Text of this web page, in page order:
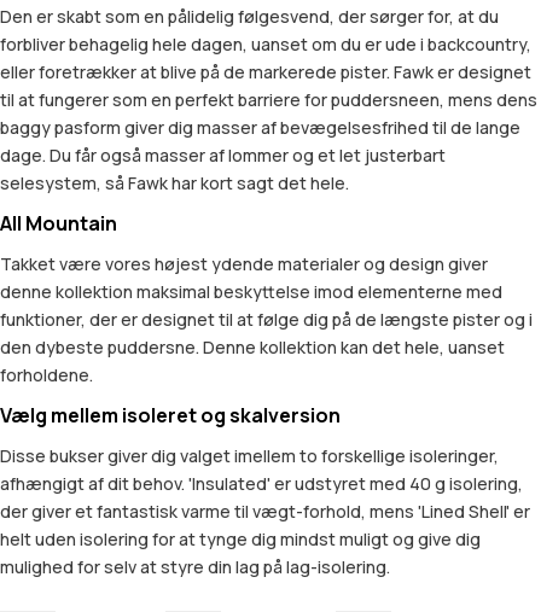
Den er skabt som en pålidelig følgesvend, der sørger for, at du
forbliver behagelig hele dagen, uanset om du er ude i backcountry,
eller foretrækker at blive på de markerede pister. Fawk er designet
til at fungerer som en perfekt barriere for puddersneen, mens dens
baggy pasform giver dig masser af bevægelsesfrihed til de lange
dage. Du får også masser af lommer og et let justerbart
selesystem, så Fawk har kort sagt det hele.
All Mountain
Takket være vores højest ydende materialer og design giver
denne kollektion maksimal beskyttelse imod elementerne med
funktioner, der er designet til at følge dig på de længste pister og i
den dybeste puddersne. Denne kollektion kan det hele, uanset
forholdene.
Vælg mellem isoleret og skalversion
Disse bukser giver dig valget imellem to forskellige isoleringer,
afhængigt af dit behov. 'Insulated' er udstyret med 40 g isolering,
der giver et fantastisk varme til vægt-forhold, mens 'Lined Shell' er
helt uden isolering for at tynge dig mindst muligt og give dig
mulighed for selv at styre din lag på lag-isolering.